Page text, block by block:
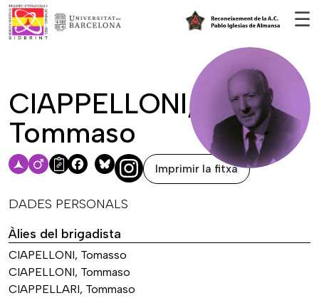
☰
CIAPPELLONI,
Tommaso
Facebook
Bluesky Imprimir la fitxa
DADES PERSONALS
Àlies del brigadista
CIAPELLONI, Tomasso
CIAPELLONI, Tommaso
CIAPPELLARI, Tommaso